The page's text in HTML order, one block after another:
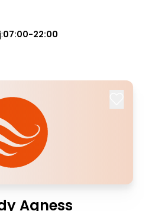
07:00-22:00
Agness